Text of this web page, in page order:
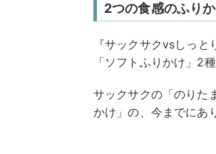
2つの食感のふり
『サックサクvsしっ
「ソフトふりかけ」2
サックサクの「のりた
かけ」の、今までにあ